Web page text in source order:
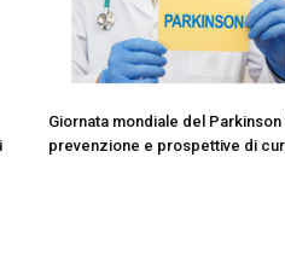
Giornata mondiale del Parkinson
prevenzione e prospettive di